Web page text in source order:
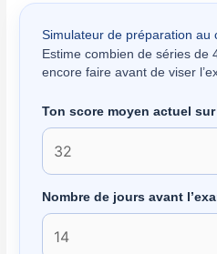
Simulateur de préparation au
Estime combien de séries de
encore faire avant de viser
Ton score moyen actuel sur
Nombre de jours avant